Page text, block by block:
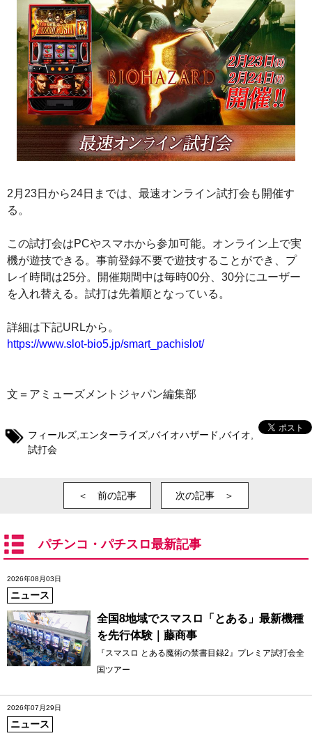
2月23日から24日までは、最速オンライン試打会も開催す
る。
この試打会はPCやスマホから参加可能。オンライン上で実
機が遊技できる。事前登録不要で遊技することができ、プ
レイ時間は25分。開催期間中は毎時00分、30分にユーザー
を入れ替える。試打は先着順となっている。
詳細は下記URLから。
https://www.slot-bio5.jp/smart_pachislot/
文＝アミューズメントジャパン編集部
フィールズ エンターライズ バイオハザード バイオ
試打会
＜ 前の記事 次の記事 ＞
パチンコ・パチスロ最新記事
2026年08月03日
ニュース
全国8地域でスマスロ「とある」最新機種
を先行体験｜藤商事
『スマスロ とある魔術の禁書目録2』プレミア試打会全
国ツアー
2026年07月29日
ニュース